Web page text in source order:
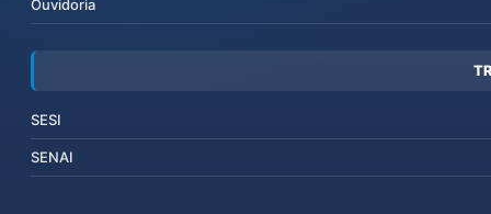
Ouvidoria
SESI
SENAI